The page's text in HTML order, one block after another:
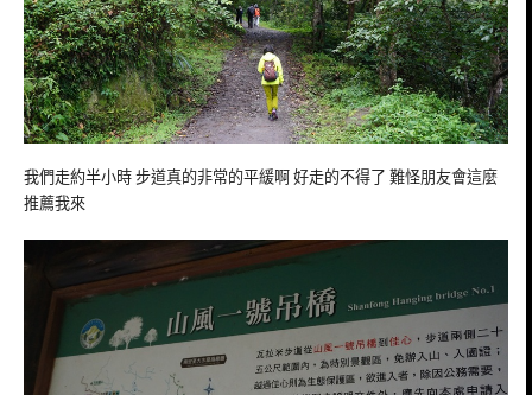
我們走約半小時 步道真的非常的平緩啊 好走的不得了 難怪朋友會這麼
推薦我來